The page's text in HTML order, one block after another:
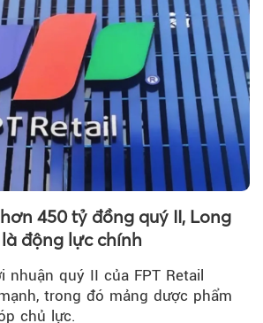
450 tỷ đồng quý II, Long
động lực chính
nhuận quý II của FPT Retail
trong đó mảng dược phẩm
chủ lực.